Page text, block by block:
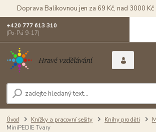
Doprava Balíkovnou jen za 69 Kč, nad 3000
+420 777 613 310
(Po-Pá 9-17)
Úvod Knížky a pracovní sešity Knihy pro děti
MiniPEDIE Tvary